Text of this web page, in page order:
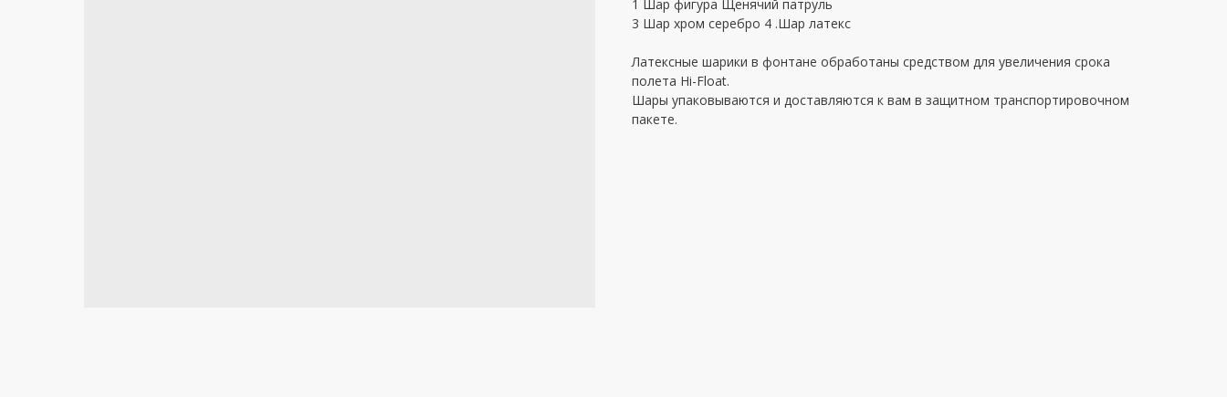
1 Шар фигура Щенячий патруль
3 Шар хром серебро 4 .Шар латекс
Латексные шарики в фонтане обработаны средством для увеличения срока
полета Hi-Float.
Шары упаковываются и доставляются к вам в защитном транспортировочном
пакете.